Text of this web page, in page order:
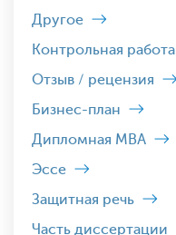
Другое
Контрольная работа
Отзыв / рецензия
Бизнес-план
Дипломная MBA
Эссе
Защитная речь
Часть диссертации